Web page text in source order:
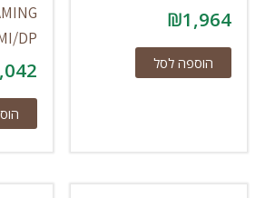
₪1,964
הוספה לסל
DP